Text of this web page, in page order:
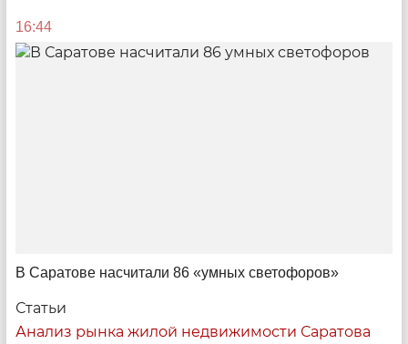
10:38
Как десятки людей создают спектакли в недрах
театра
16:44
В Саратове насчитали 86 «умных светофоров»
Статьи
Анализ рынка жилой недвижимости Саратова